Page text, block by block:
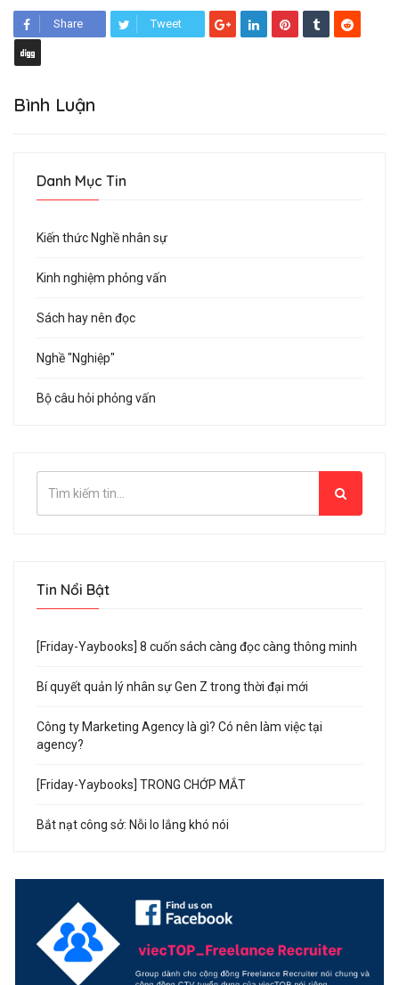
Share Tweet
Bình Luận
Danh Mục Tin
Kiến thức Nghề nhân sự
Kinh nghiệm phỏng vấn
Sách hay nên đọc
Nghề "Nghiệp"
Bộ câu hỏi phỏng vấn
Tin Nổi Bật
[Friday-Yaybooks] 8 cuốn sách càng đọc càng thông minh
Bí quyết quản lý nhân sự Gen Z trong thời đại mới
Công ty Marketing Agency là gì? Có nên làm việc tại
agency?
[Friday-Yaybooks] TRONG CHỚP MẮT
Bắt nạt công sở: Nỗi lo lắng khó nói